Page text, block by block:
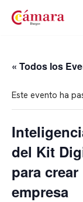
contenido
« Todos los
Este evento ha
del Kit
para
empresa